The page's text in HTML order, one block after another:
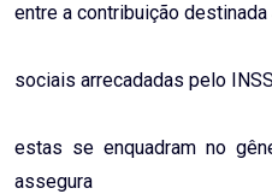
entre a contribuição
sociais arrecadadas pelo
estas se enquadram no
assegura